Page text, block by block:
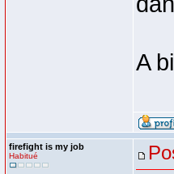
A
firefight is my job
Habitué